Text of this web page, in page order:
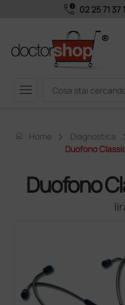
call_quality 02 25 71 37
menu
home Home Diagnostica
Duofono
Duofono